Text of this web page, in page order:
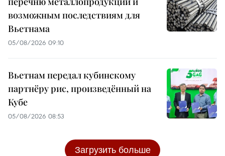
возможным последствиям для
Вьетнама
05/08/2026 09:10
Вьетнам передал кубинскому
партнёру рис, произведённый на
Кубе
05/08/2026 08:53
Загрузить больше